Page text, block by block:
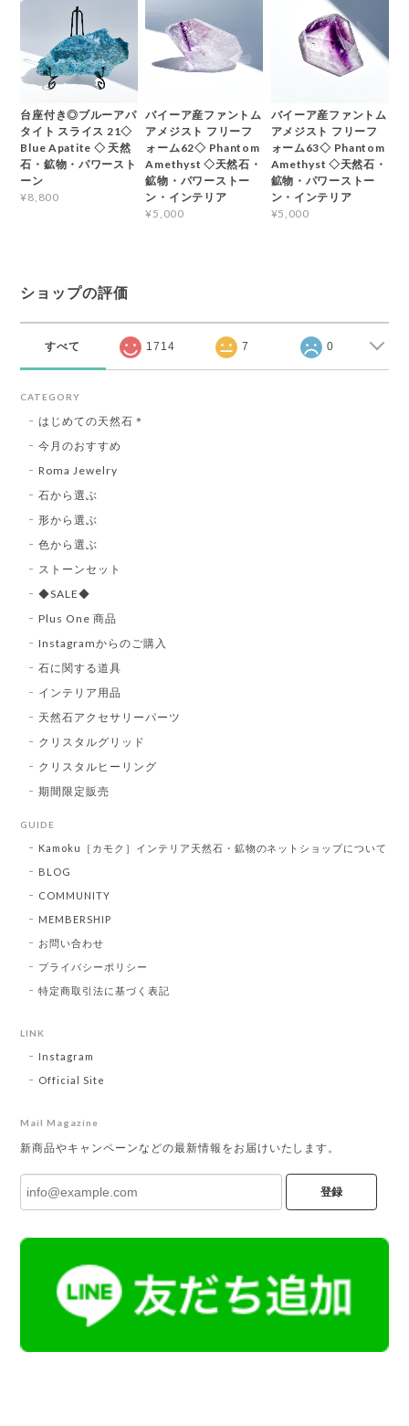
台座付き◎ブルーアパ
タイト スライス 21◇
Blue Apatite ◇ 天然
石・鉱物・パワースト
ーン
¥8,800
バイーア産ファントム
アメジスト フリーフ
ォーム62◇ Phantom
Amethyst ◇天然石・
鉱物・パワーストー
ン・インテリア
¥5,000
バイーア産ファントム
アメジスト フリーフ
ォーム63◇ Phantom
Amethyst ◇天然石・
鉱物・パワーストー
ン・インテリア
¥5,000
ショップの評価
すべて 1714 7 0
CATEGORY
はじめての天然石＊
今月のおすすめ
Roma Jewelry
石から選ぶ
形から選ぶ
色から選ぶ
ストーンセット
◆SALE◆
Plus One 商品
Instagramからのご購入
石に関する道具
インテリア用品
天然石アクセサリーパーツ
クリスタルグリッド
クリスタルヒーリング
期間限定販売
GUIDE
Kamoku［カモク］インテリア天然石・鉱物のネットショップについて
BLOG
COMMUNITY
MEMBERSHIP
お問い合わせ
プライバシーポリシー
特定商取引法に基づく表記
LINK
Instagram
Official Site
Mail Magazine
新商品やキャンペーンなどの最新情報をお届けいたします。
登録